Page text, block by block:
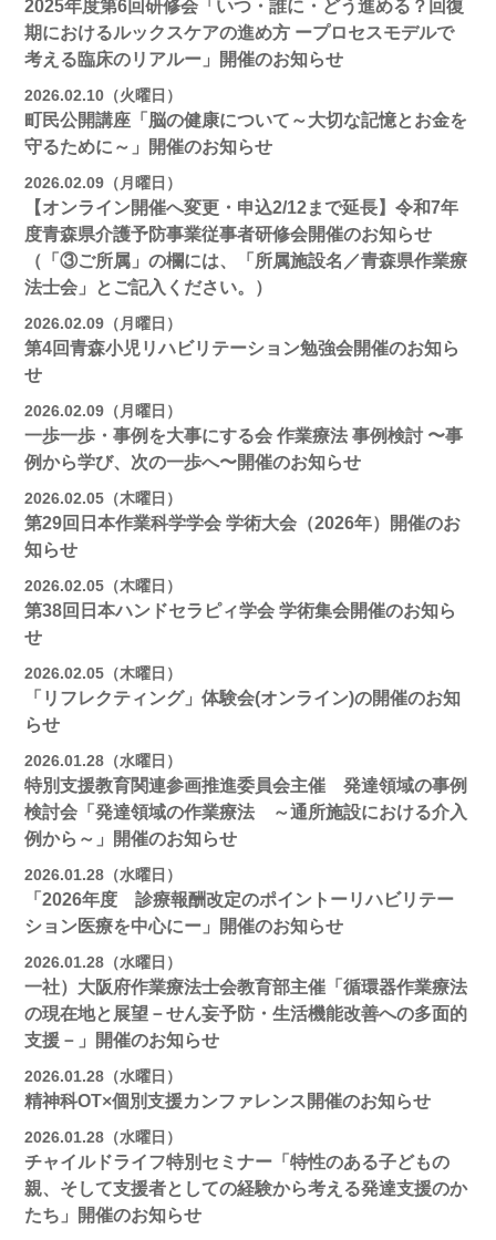
2025年度第6回研修会「いつ・誰に・どう進める？回復
期におけるルックスケアの進め方 ープロセスモデルで
考える臨床のリアルー」開催のお知らせ
2026.02.10（火曜日）
町民公開講座「脳の健康について～大切な記憶とお金を
守るために～」開催のお知らせ
2026.02.09（月曜日）
【オンライン開催へ変更・申込2/12まで延長】令和7年
度青森県介護予防事業従事者研修会開催のお知らせ
（「③ご所属」の欄には、「所属施設名／青森県作業療
法士会」とご記入ください。）
2026.02.09（月曜日）
第4回青森小児リハビリテーション勉強会開催のお知ら
せ
2026.02.09（月曜日）
一歩一歩・事例を大事にする会 作業療法 事例検討 〜事
例から学び、次の一歩へ〜開催のお知らせ
2026.02.05（木曜日）
第29回日本作業科学学会 学術大会（2026年）開催のお
知らせ
2026.02.05（木曜日）
第38回日本ハンドセラピィ学会 学術集会開催のお知ら
せ
2026.02.05（木曜日）
「リフレクティング」体験会(オンライン)の開催のお知
らせ
2026.01.28（水曜日）
特別支援教育関連参画推進委員会主催 発達領域の事例
検討会「発達領域の作業療法 ～通所施設における介入
例から～」開催のお知らせ
2026.01.28（水曜日）
「2026年度 診療報酬改定のポイントーリハビリテー
ション医療を中心にー」開催のお知らせ
2026.01.28（水曜日）
一社）大阪府作業療法士会教育部主催「循環器作業療法
の現在地と展望－せん妄予防・生活機能改善への多面的
支援－」開催のお知らせ
2026.01.28（水曜日）
精神科OT×個別支援カンファレンス開催のお知らせ
2026.01.28（水曜日）
チャイルドライフ特別セミナー「特性のある子どもの
親、そして支援者としての経験から考える発達支援のか
たち」開催のお知らせ